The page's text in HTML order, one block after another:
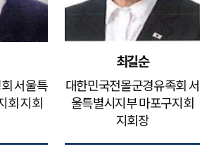
서울특
회 지회
최길순
대한민국전몰군경유족회 서
울특별시지부 마포구지회
지회장